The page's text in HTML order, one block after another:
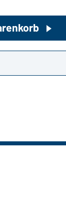
möchten gerne
Hier geht's zu